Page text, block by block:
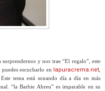
sorprendernos y nos trae “El regalo”, este
escucharlo en lapuracrema.net
tema está sonando día a día en más
“la Barbie Abreu” es imparable en su